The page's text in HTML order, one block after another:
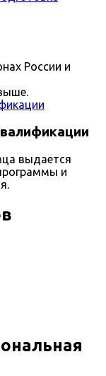
России и
выдается
и